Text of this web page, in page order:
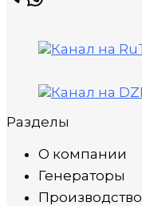
Разделы
О компании
Генераторы
Производство